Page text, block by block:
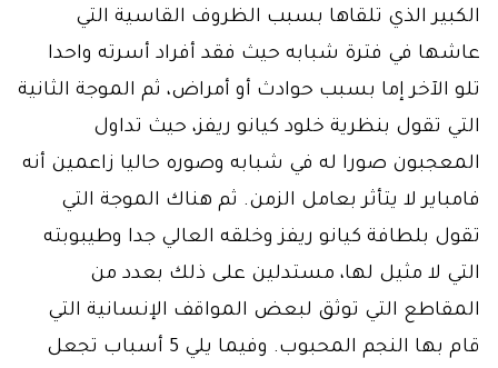
الكبير الذي تلقاها بسبب الظروف القاسية التي
عاشها في فترة شبابه حيث فقد أفراد أسرته واحدا
تلو الآخر إما بسبب حوادث أو أمراض، ثم الموجة الثانية
التي تقول بنظرية خلود كيانو ريفز، حيث تداول
المعجبون صورا له في شبابه وصوره حاليا زاعمين أنه
فامباير لا يتأثر بعامل الزمن. ثم هناك الموجة التي
تقول بلطافة كيانو ريفز وخلقه العالي جدا وطيبوبته
التي لا مثيل لها، مستدلين على ذلك بعدد من
المقاطع التي توثق لبعض المواقف الإنسانية التي
قام بها النجم المحبوب. وفيما يلي 5 أسباب تجعل